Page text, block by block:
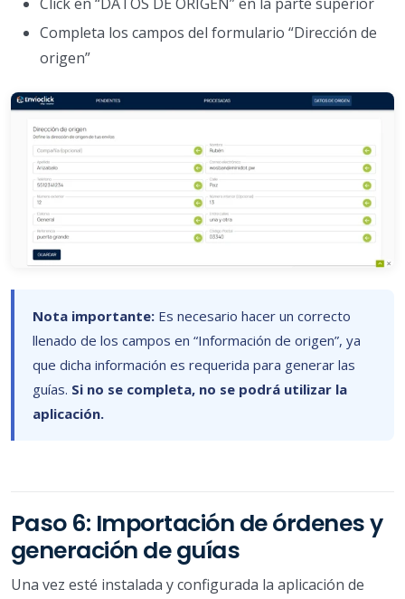
Completa los campos del formulario “Dirección de
origen”
Nota importante: Es necesario hacer un correcto
llenado de los campos en “Información de origen”, ya
que dicha información es requerida para generar las
guías. Si no se completa, no se podrá utilizar la
aplicación.
Paso 6: Importación de órdenes y
generación de guías
Una vez esté instalada y configurada la aplicación de